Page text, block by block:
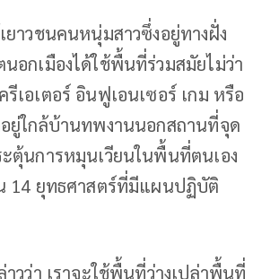
ยาวชนคนหนุ่มสาวซึ่งอยู่ทางฝั่ง
อกเมืองได้ใช้พื้นที่ร่วมสมัยไม่ว่า
เอเตอร์ อินฟูเอนเซอร์ เกม หรือ
ยู่ใกล้บ้านทพงานนอกสถานที่จุด
ตุ้นการหมุนเวียนในพื้นที่ตนเอง
14 ยุทธศาสตร์ที่มีแผนปฏิบัติ
าวว่า เราจะใช้พื้นที่ว่างเปล่าพื้นที่